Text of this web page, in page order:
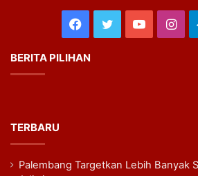
Facebook
TwitterYouTube
BERITA PILIHAN
TERBARU
Palembang Targetkan Lebih Banyak